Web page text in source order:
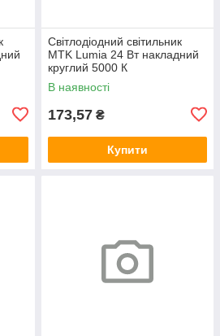
Світлодіодний світильник
MTK Lumia 24 Вт накладний
круглий 5000 К
В наявності
173,57 ₴
Купити